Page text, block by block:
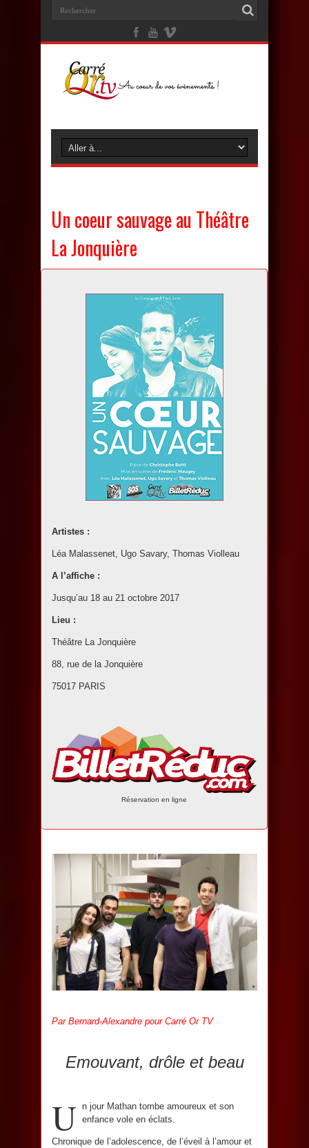
Un coeur sauvage au Théâtre
La Jonquière
Artistes :
Léa Malassenet, Ugo Savary, Thomas Violleau
A l’affiche :
Jusqu’au 18 au 21 octobre 2017
Lieu :
Théâtre La Jonquière
88, rue de la Jonquière
75017 PARIS
Réservation en ligne
Par Bernard-Alexandre pour Carré Or TV
Emouvant, drôle et beau
U n jour Mathan tombe amoureux et son
enfance vole en éclats.
Chronique de l’adolescence, de l’éveil à l’amour et